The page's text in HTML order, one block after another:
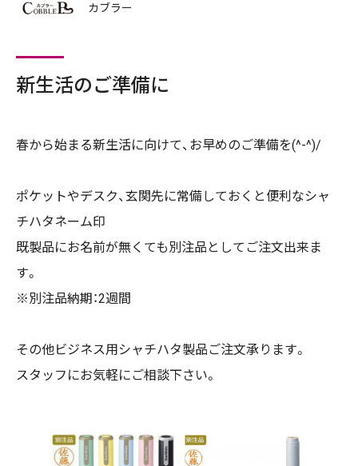
カブラー
新生活のご準備に
春から始まる新生活に向けて、お早めのご準備を(^-^)/
ポケットやデスク、玄関先に常備しておくと便利なシャ
チハタネーム印
既製品にお名前が無くても別注品としてご注文出来ま
す。
※別注品納期：2週間
その他ビジネス用シャチハタ製品ご注文承ります。
スタッフにお気軽にご相談下さい。